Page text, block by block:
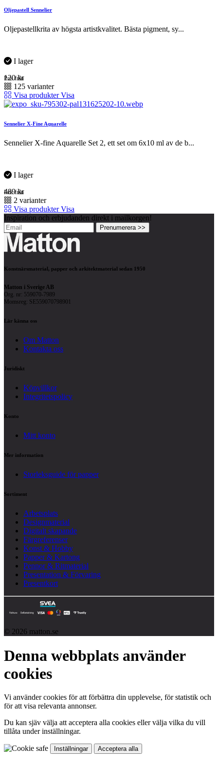
Oljepastell Sennelier
Oljepastellkrita av högsta artistkvalitet. Bästa pigment, sy...
I lager
Pris från
120kr
125 varianter
Visa produkter Visa
Sennelier X-Fine Aquarelle
Sennelier X-fine Aquarelle Set 2, ett set om 6x10 ml av de b...
I lager
Pris från
489kr
2 varianter
Visa produkter Visa
Inspiration och erbjudanden direkt i mailkorgen!
Prenumerera >>
Konstnärsmaterial, papper och arkitektmaterial sedan 1950
Matton i Sverige AB
Org. nr: 559070-7989
Momsreg: SE559070798901
Lär känna oss
Om Matton
Kontakta oss
Juridiskt
Köpvillkor
Integritetspolicy
Konto
Mitt konto
Mer information
Storleksguide för papper
Sortiment
Arbetsplats
Designmaterial
Digitalt skapande
Färgreferenser
Konst & Hobby
Papper & Kartong
Pennor & Ritmaterial
Presentation & Förvaring
Presentkort
© 2026 matton.se
Denna webbplats använder
cookies
Vi använder cookies för att förbättra din upplevelse, för statistik och
för att visa relevanta annonser.
Du kan sjäv välja att acceptera alla cookies eller välja vilka du vill
tillåta under inställningar.
Inställningar Acceptera alla